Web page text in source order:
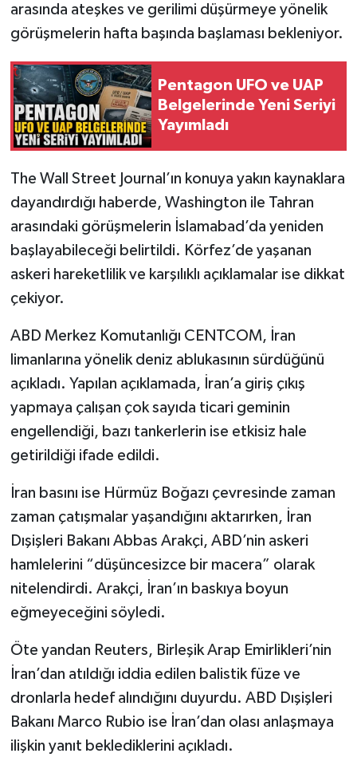
arasında ateşkes ve gerilimi düşürmeye yönelik
görüşmelerin hafta başında başlaması bekleniyor.
Pentagon UFO ve UAP
Belgelerinde Yeni Seriyi
Yayımladı
The Wall Street Journal’ın konuya yakın kaynaklara
dayandırdığı haberde, Washington ile Tahran
arasındaki görüşmelerin İslamabad’da yeniden
başlayabileceği belirtildi. Körfez’de yaşanan
askeri hareketlilik ve karşılıklı açıklamalar ise dikkat
çekiyor.
ABD Merkez Komutanlığı CENTCOM, İran
limanlarına yönelik deniz ablukasının sürdüğünü
açıkladı. Yapılan açıklamada, İran’a giriş çıkış
yapmaya çalışan çok sayıda ticari geminin
engellendiği, bazı tankerlerin ise etkisiz hale
getirildiği ifade edildi.
İran basını ise Hürmüz Boğazı çevresinde zaman
zaman çatışmalar yaşandığını aktarırken, İran
Dışişleri Bakanı Abbas Arakçi, ABD’nin askeri
hamlelerini “düşüncesizce bir macera” olarak
nitelendirdi. Arakçi, İran’ın baskıya boyun
eğmeyeceğini söyledi.
Öte yandan Reuters, Birleşik Arap Emirlikleri’nin
İran’dan atıldığı iddia edilen balistik füze ve
dronlarla hedef alındığını duyurdu. ABD Dışişleri
Bakanı Marco Rubio ise İran’dan olası anlaşmaya
ilişkin yanıt beklediklerini açıkladı.